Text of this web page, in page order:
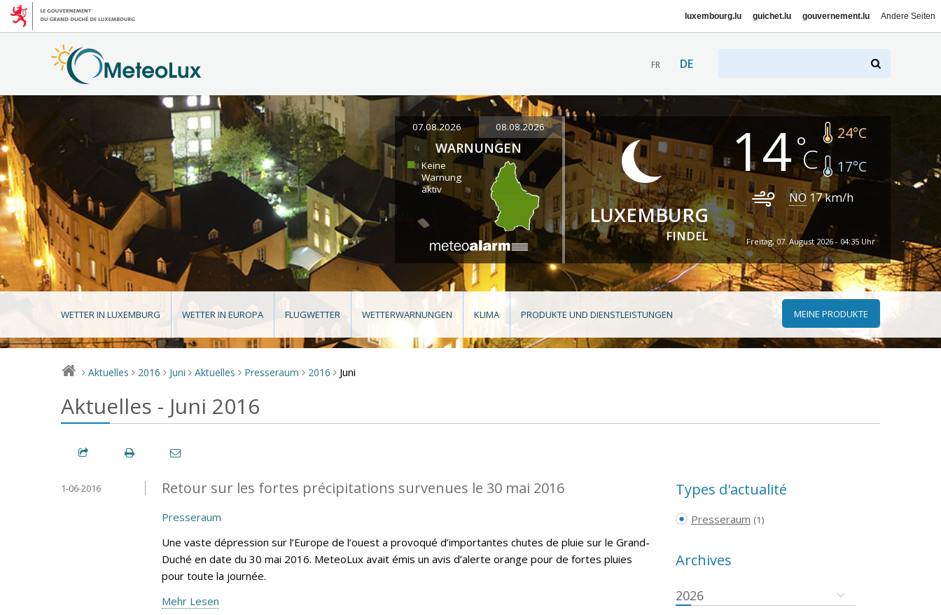
luxembourg.lu guichet.lu gouvernement.lu Andere Seiten
FR DE
07.08.2026 08.08.2026
WARNUNGEN
Keine
Warnung
aktiv
LUXEMBURG
FINDEL
14 24°C
17°C
NO 17km/h
Freitag, 07. August 2026 - 04:35 Uhr
WETTER IN LUXEMBURG WETTER IN EUROPA FLUGWETTER WETTERWARNUNGEN KLIMA PRODUKTE UND DIENSTLEISTUNGEN MEINE PRODUKTE
> Aktuelles > 2016 > Juni > Aktuelles > Presseraum > 2016 > Juni
Aktuelles - Juni 2016
Retour sur les fortes précipitations survenues le 30 mai 2016
1-06-2016
Presseraum
Une vaste dépression sur l’Europe de l’ouest a provoqué d’importantes chutes de pluie sur le Grand-
Duché en date du 30 mai 2016. MeteoLux avait émis un avis d’alerte orange pour de fortes pluies
pour toute la journée.
Mehr Lesen
Types d'actualité
Presseraum (1)
Archives
2026